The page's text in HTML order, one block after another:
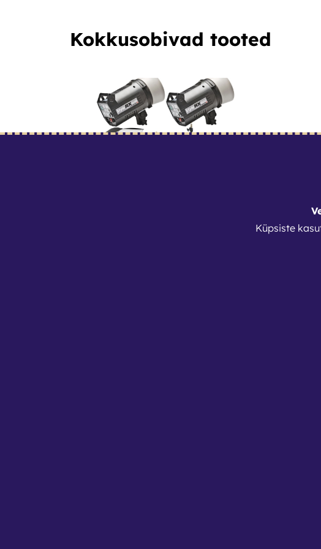
Kokkusobivad tooted
Küpsiste